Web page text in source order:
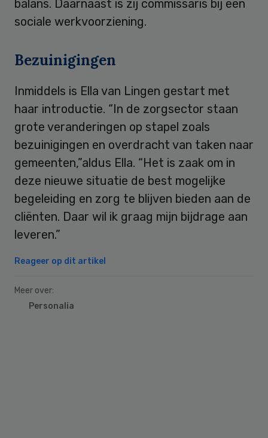
balans. Daarnaast is zij commissaris bij een
sociale werkvoorziening.
Bezuinigingen
Inmiddels is Ella van Lingen gestart met
haar introductie. “In de zorgsector staan
grote veranderingen op stapel zoals
bezuinigingen en overdracht van taken naar
gemeenten,”aldus Ella. “Het is zaak om in
deze nieuwe situatie de best mogelijke
begeleiding en zorg te blijven bieden aan de
cliënten. Daar wil ik graag mijn bijdrage aan
leveren.”
Reageer op dit artikel
Meer over:
Personalia